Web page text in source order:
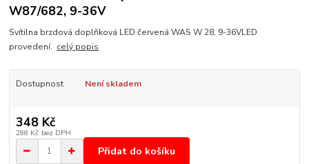
W87/682, 9-36V
Svítilna brzdová doplňková LED červená WAS W 28, 9-36VLED
provedení. celý popis
Dostupnost Není skladem
348 Kč
288 Kč bez DPH
Přidat do košíku